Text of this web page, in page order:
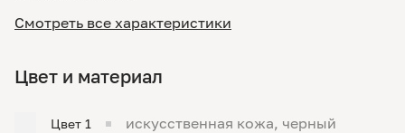
Смотреть все характеристики
Цвет и материал
Цвет 1 искусственная кожа, черный